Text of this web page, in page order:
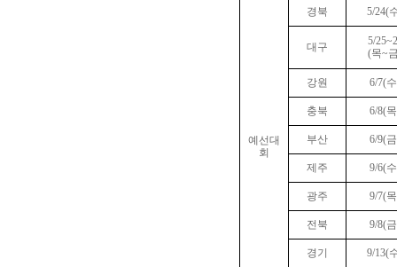
예선대
회
경북 5/24(
대구
5/
(목~
강원 6/7(
충북 6/8(
부산 6/9(
제주 9/6(
광주 9/7(
전북 9/8(
경기 9/13(